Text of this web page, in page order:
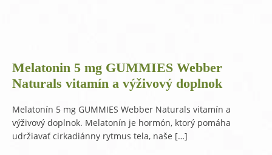
Melatonin 5 mg GUMMIES Webber
Naturals vitamín a výživový doplnok
Melatonín 5 mg GUMMIES Webber Naturals vitamín a
výživový doplnok. Melatonín je hormón, ktorý pomáha
udržiavať cirkadiánny rytmus tela, naše […]